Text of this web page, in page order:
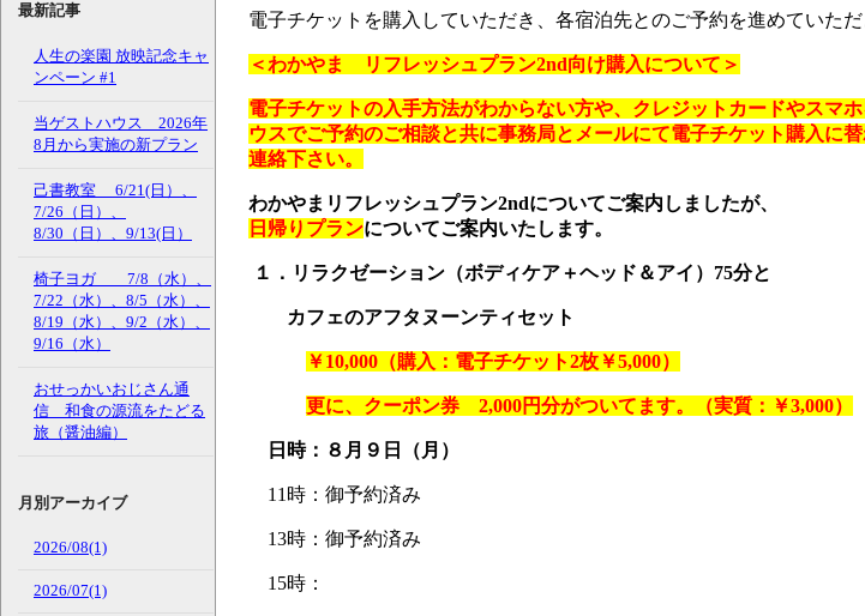
最新記事
人生の楽園 放映記念キャ
ンペーン #1
当ゲストハウス 2026年
8月から実施の新プラン
己書教室 6/21(日）、
7/26（日）、
8/30（日）、9/13(日）
椅子ヨガ 7/8（水）、
7/22（水）、8/5（水）、
8/19（水）、9/2（水）、
9/16（水）
おせっかいおじさん通
信 和食の源流をたどる
旅（醤油編）
月別アーカイブ
2026/08(1)
2026/07(1)
電子チケットを購入していただき、各宿泊先とのご予約を進めていただ
＜わかやま リフレッシュプラン2nd向け購入について＞
電子チケットの入手方法がわからない方や、クレジットカードやスマ
ウスでご予約のご相談と共に事務局とメールにて電子チケット購入に
連絡下さい。
わかやまリフレッシュプラン2ndについてご案内しましたが、
日帰りプランについてご案内いたします。
１．リラクゼーション（ボディケア＋ヘッド＆アイ）75分と
カフェのアフタヌーンティセット
￥10,000（購入：電子チケット2枚￥5,000）
更に、クーポン券 2,000円分がついてます。（実質：￥3,000）
日時：８月９日（月）
11時：御予約済み
13時：御予約済み
15時：